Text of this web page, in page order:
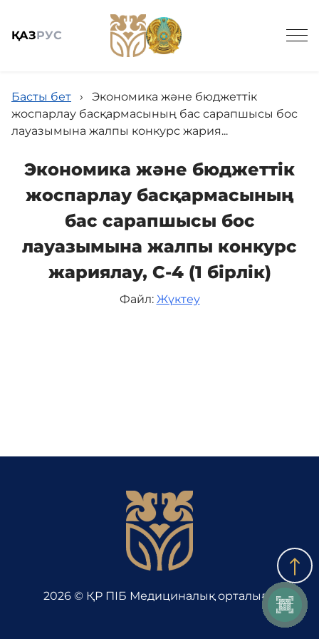
ҚАЗРУС
Жалпы мәлімет
Баспасөз
Заңнама және кадрлармен қамтамасыз ету
Нашар көретіндерге
арналған нұсқа
Басты бет ›
Экономика және бюджеттік
жоспарлау басқармасының бас сарапшысы бос
лауазымына жалпы конкурс жария...
Экономика және бюджеттік
жоспарлау басқармасының
бас сарапшысы бос
лауазымына жалпы конкурс
жариялау, С-4 (1 бірлік)
Файл: Жүктеу
2026 © ҚР ПІБ Медициналық орталығы